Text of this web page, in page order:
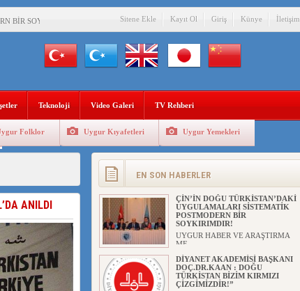
BİR SOYKIRIMDIR!
ÇİZGİMİZDİR!”
SÜRÜYOR
ANIYORUZ
HADSIZ İHTAR
AYI DEĞİLDİR !
Sitene Ekle Kayıt Ol Giriş Künye İletişim
Teknoloji Video Galeri TV Rehberi
Folklor Uygur Kıyafetleri Uygur Yemekleri
ANILDI
EN SON HABERLER
ANAHTAR PARTİ GENEL
BAŞKANI AĞIRALİOĞLU : ÇİN’İN
UYGUR SOYKIRIMI BİR
HAKİKATTIR!
UYGUR HABER VE ARAŞTIRMA
ÇİN’İN DOĞU TÜRKİSTAN’DAKİ
UYGULAMALARI SİSTEMATİK
POSTMODERN BİR
SOYKIRIMDIR!
UYGUR HABER VE ARAŞTIRMA
ME...
DİYANET AKADEMİSİ BAŞKANI
DOÇ.DR.KAAN : DOĞU
TÜRKİSTAN BİZİM KIRMIZI
ÇİZGİMİZDİR!”